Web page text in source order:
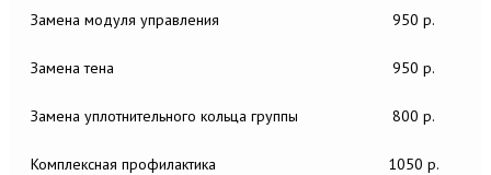
Замена модуля управления 950 р.
Замена тена 950 р.
Замена уплотнительного кольца группы 800 р.
Комплексная профилактика 1050 р.